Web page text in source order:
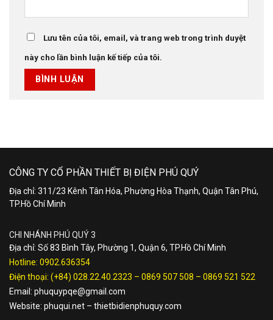
Lưu tên của tôi, email, và trang web trong trình duyệt
này cho lần bình luận kế tiếp của tôi.
CÔNG TY CỔ PHẦN THIẾT BỊ ĐIỆN PHÚ QUÝ
Địa chỉ: 311/23 Kênh Tân Hóa, Phường Hòa Thạnh, Quận Tân Phú,
TP.Hồ Chí Minh
CHI NHÁNH PHÚ QUÝ 3
Địa chỉ: Số 83 Bình Tây, Phường 1, Quận 6, TP.Hồ Chí Minh
Hotline: 0902.636354
Điện thoại: (+84) 028.22.40.2323 – 0869 507 508 – 0869 521 522
Email: phuquypqe@gmail.com
Website: phuqui.net – thietbidienphuquy.com